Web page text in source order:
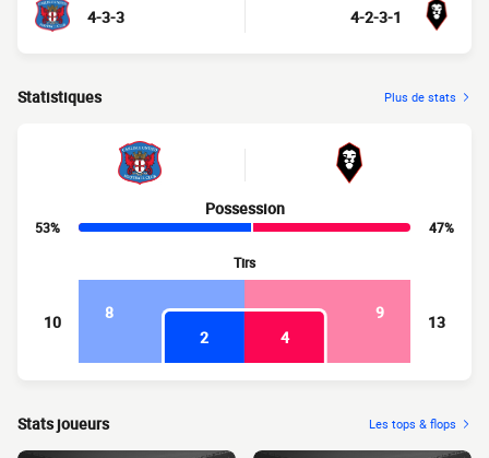
4-3-3 4-2-3-1
Statistiques Plus de stats
Possession
53%
47%
Tirs
10 8
9
2
4
13
Stats joueurs Les tops & flops